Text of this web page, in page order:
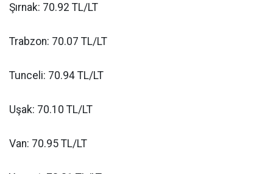
Şırnak: 70.92 TL/LT
Trabzon: 70.07 TL/LT
Tunceli: 70.94 TL/LT
Uşak: 70.10 TL/LT
Van: 70.95 TL/LT